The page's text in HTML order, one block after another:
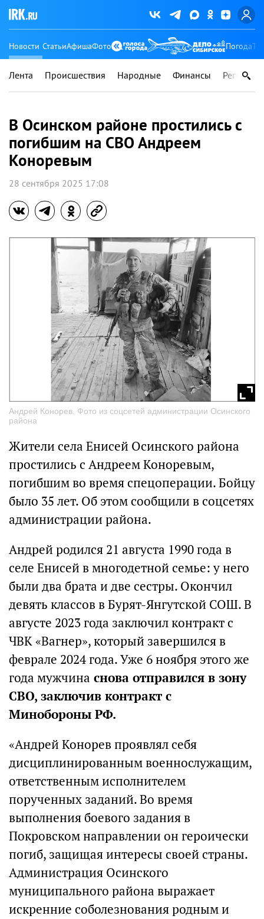
Новости СтатьиАфишаФото Погода
Лента Происшествия Народные Финансы Регионы
В Осинском районе простились с
погибшим на СВО Андреем
Коноревым
28 сентября 2025 17:08
Андрей Конорев. Фото из соцсетей администрации Осинского
района
Жители села Енисей Осинского района
простились с Андреем Коноревым,
погибшим во время спецоперации. Бойцу
было 35 лет. Об этом сообщили в соцсетях
администрации района.
Андрей родился 21 августа 1990 года в
селе Енисей в многодетной семье: у него
были два брата и две сестры. Окончил
девять классов в Бурят-Янгутской СОШ. В
августе 2023 года заключил контракт с
ЧВК «Вагнер», который завершился в
феврале 2024 года. Уже 6 ноября этого же
года мужчина снова отправился в зону
СВО, заключив контракт с
Минобороны РФ.
«Андрей Конорев проявлял себя
дисциплинированным военнослужащим,
ответственным исполнителем
порученных заданий. Во время
выполнения боевого задания в
Покровском направлении он героически
погиб, защищая интересы своей страны.
Администрация Осинского
муниципального района выражает
искренние соболезнования родным и